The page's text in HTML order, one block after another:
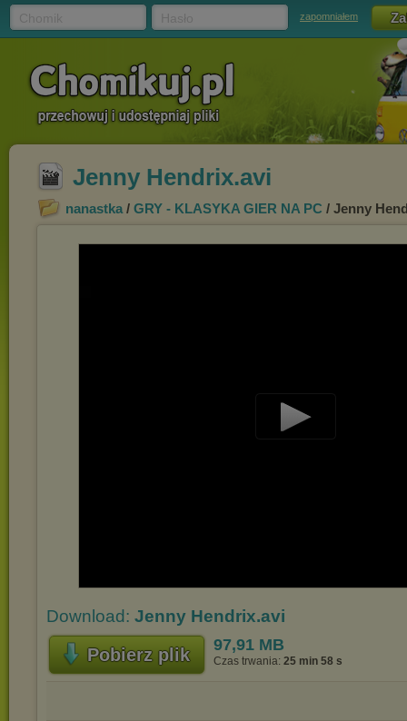
zapomniałem
Jenny Hendrix.avi
nanastka / GRY - KLASYKA GIER NA PC / Jenny
Download: Jenny Hendrix.avi
Pobierz plik 97,91 MB
Czas trwania: 25 min 58 s